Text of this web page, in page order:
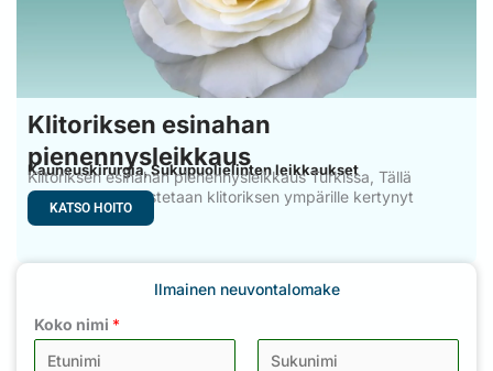
Klitoriksen esinahan
pienennysleikkaus
Kauneuskirurgia,Sukupuolielinten leikkaukset
Klitoriksen esinahan pienennysleikkaus Turkissa, Tällä
menetelmällä poistetaan klitoriksen ympärille kertynyt
KATSO HOITO
Ilmainen neuvontalomake
Koko nimi *